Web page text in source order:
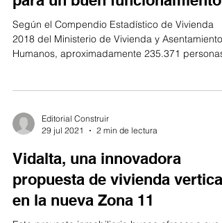
Según el Compendio Estadístico de Vivienda
2018 del Ministerio de Vivienda y Asentamientos
Humanos, aproximadamente 235.371
Editorial Construir
29 jul 2021
2 min de lectura
Vidalta, una innovadora
propuesta de vivienda vertical
en la nueva Zona 11